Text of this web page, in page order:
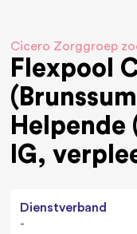
Cicero Zorggroep
Flexpool
Helpende
IG,
Dienstverband
-